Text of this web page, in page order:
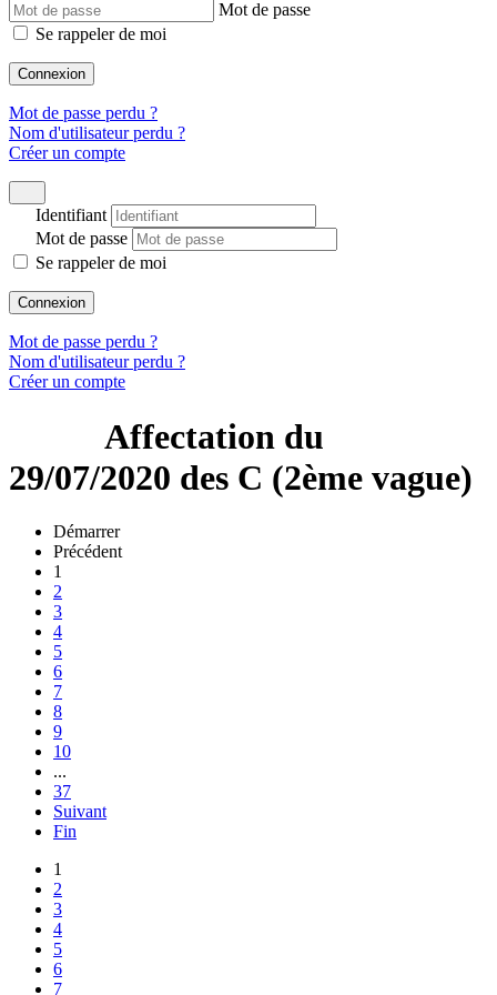
Mot de passe
Se rappeler de moi
Connexion
Mot de passe perdu ?
Nom d'utilisateur perdu ?
Créer un compte
Identifiant
Mot de passe
Se rappeler de moi
Connexion
Mot de passe perdu ?
Nom d'utilisateur perdu ?
Créer un compte
Affectation du
29/07/2020 des C (2ème vague)
Démarrer
Précédent
1
2
3
4
5
6
7
8
9
10
...
37
Suivant
Fin
1
2
3
4
5
6
7